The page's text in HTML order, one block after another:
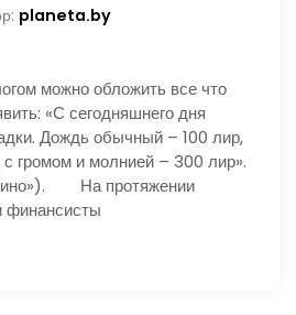
planeta.by
можно обложить все что
«С сегодняшнего дня
Дождь обычный – 100 лир,
громом и молнией – 300 лир».
На протяжении
финансисты